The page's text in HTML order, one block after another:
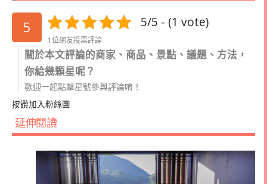
5 5/5 - (1 vote)
1位網友投票評論
關於本文評論的商家、商品、景點、議題、方法，
你給幾顆星呢？
歡迎一起點擊星號參與評論唷！
按讚加入粉絲團
延伸閱讀